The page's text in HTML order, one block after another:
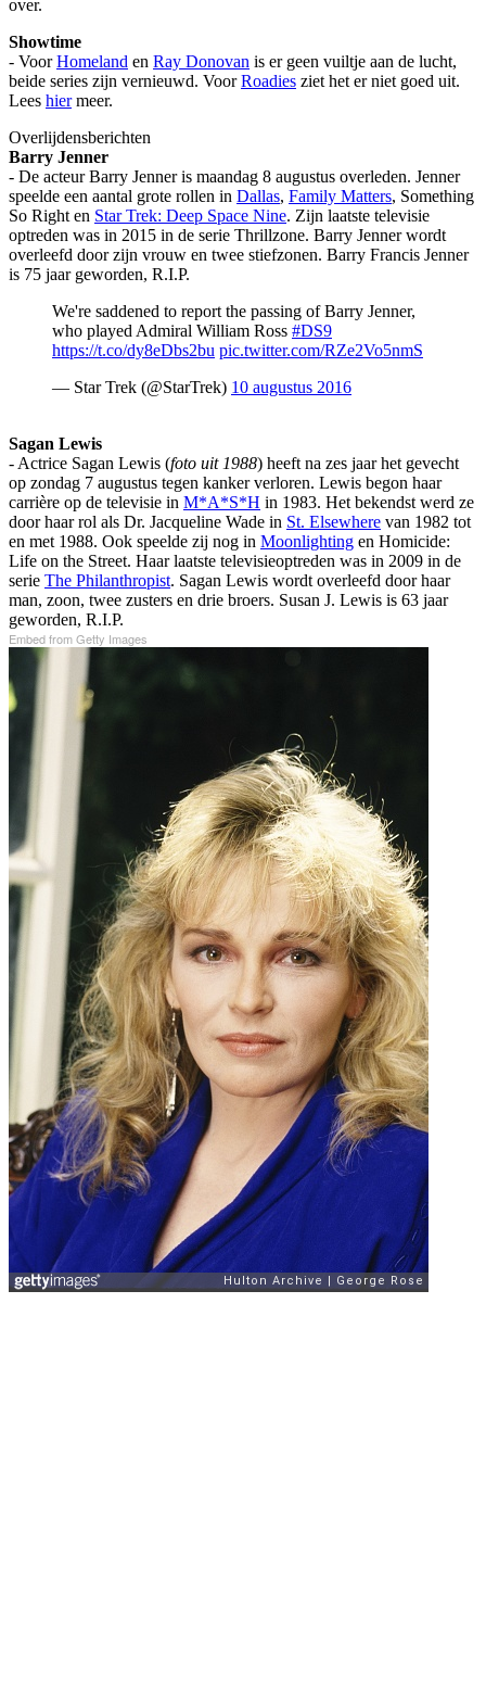
over.
Showtime
- VoorHomeland en Ray Donovan is er geen vuiltje aan de lucht,
beide series zijn vernieuwd. VoorRoadies ziet het er niet goed uit.
Lees hiermeer.
Overlijdensberichten
Barry Jenner
- De acteur Barry Jenner is maandag 8 augustus overleden. Jenner
speelde een aantal grote rollen in Dallas, Family Matters, Something
So Right en Star Trek: Deep Space Nine. Zijn laatste televisie
optreden was in 2015 in de serie Thrillzone. Barry Jenner wordt
overleefd door zijn vrouw en twee stiefzonen. Barry Francis Jenner
is 75 jaar geworden, R.I.P.
We're saddened to report the passing of Barry Jenner,
who played Admiral William Ross #DS9
https://t.co/dy8eDbs2bu pic.twitter.com/RZe2Vo5nmS
— Star Trek (@StarTrek) 10 augustus 2016
Sagan Lewis
- Actrice Sagan Lewis (foto uit 1988) heeft na zes jaar het gevecht
op zondag 7 augustus tegen kanker verloren. Lewis begon haar
carrière op de televisie in M*A*S*H in 1983. Het bekendst werd ze
door haar rol als Dr. Jacqueline Wade in St. Elsewhere van 1982 tot
en met 1988. Ook speelde zij nog in Moonlighting en Homicide:
Life on the Street. Haar laatste televisieoptreden was in 2009 in de
serie The Philanthropist. Sagan Lewis wordt overleefd door haar
man, zoon, twee zusters en drie broers. Susan J. Lewis is 63 jaar
geworden, R.I.P.
Embed from Getty Images